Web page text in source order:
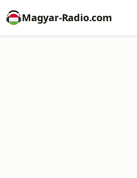
Magyar-Radio.com